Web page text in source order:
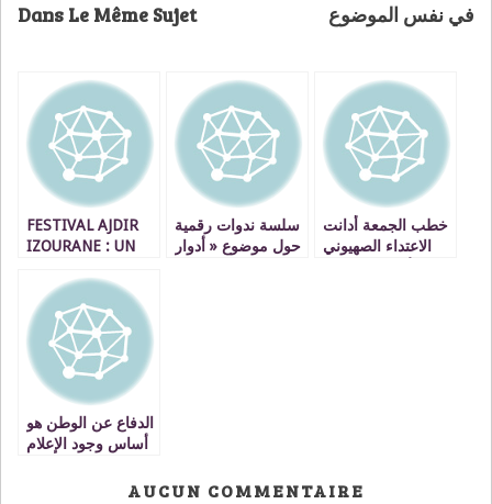
Dans Le Même Sujet في نفس الموضوع
FESTIVAL AJDIR
IZOURANE : UN
RICHE ET VARIE
POUR
COMMEMORER LE
DISCOURS ROYAL
D’AJDIR
سلسة ندوات رقمية
حول موضوع « أدوار
خطب الجمعة أدانت
الاعتداء الصهيوني
الدفاع عن الوطن هو
أساس وجود الإعلام
AUCUN COMMENTAIRE